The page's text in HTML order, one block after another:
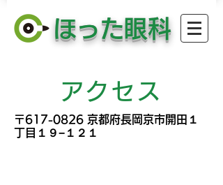
​ほった眼科
アクセス
〒617-0826 京都府長岡京市開田１
丁目１９−１２１